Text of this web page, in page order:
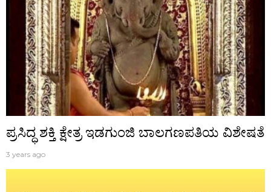
ಪ್ರಸಿದ್ಧ‌ ಶಕ್ತಿ ಕ್ಷೇತ್ರ ಇಡಗುಂಜಿ ಬಾಲಗಣಪತಿಯ ವಿಶೇಷತೆ
3 years ago